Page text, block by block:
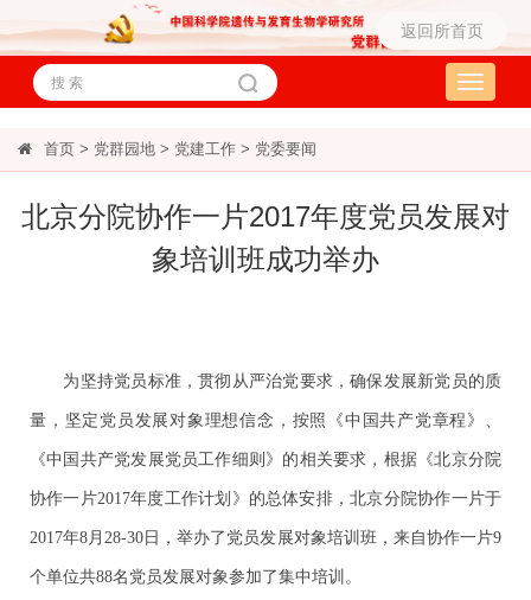
返回所首页
Toggle
首页 > 党群园地 > 党建工作 > 党委要闻
北京分院协作一片2017年度党员发展对
象培训班成功举办
为坚持党员标准，贯彻从严治党要求，确保发展新党员的质
量，坚定党员发展对象理想信念，按照《中国共产党章程》、
《中国共产党发展党员工作细则》的相关要求，根据《北京分院
协作一片2017年度工作计划》的总体安排，北京分院协作一片于
2017年8月28-30日，举办了党员发展对象培训班，来自协作一片9
个单位共88名党员发展对象参加了集中培训。